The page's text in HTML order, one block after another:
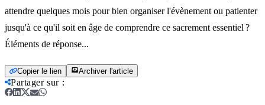
attendre quelques mois pour bien organiser l'évènement ou patienter
jusqu'à ce qu'il soit en âge de comprendre ce sacrement essentiel ?
Éléments de réponse...
Copier le lien Archiver l'article
Partager sur: